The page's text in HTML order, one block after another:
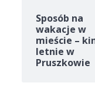
Sposób na
wakacje w
mieście –
letnie w
Pruszkowie